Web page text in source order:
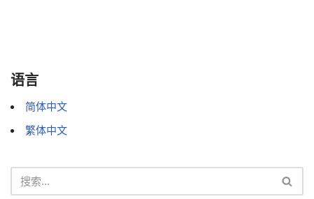
语言
简体中文
繁体中文